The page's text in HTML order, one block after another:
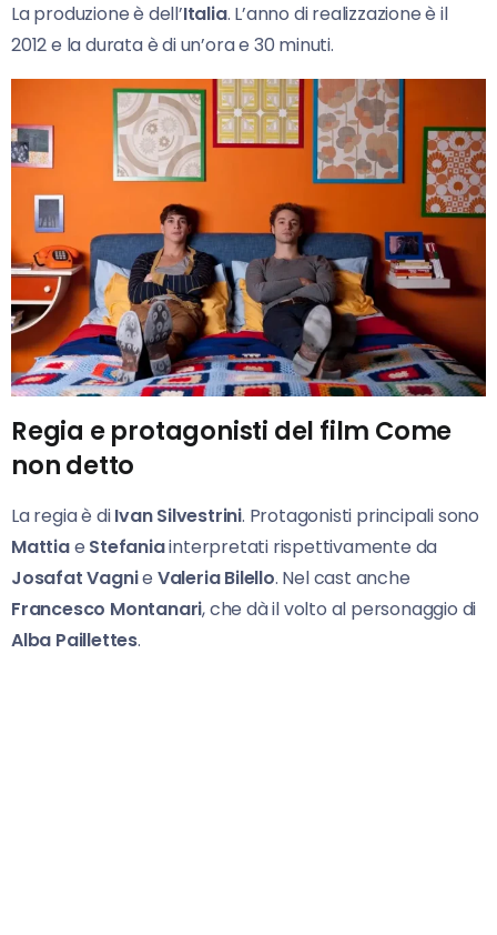
La produzione è dell’Italia. L’anno di realizzazione è il
2012 e la durata è di un’ora e 30 minuti.
Regia e protagonisti del film Come
non detto
La regia è diIvan Silvestrini. Protagonisti principali sono
Mattiae Stefaniainterpretati rispettivamente da
Josafat Vagnie Valeria Bilello. Nel cast anche
Francesco Montanari, che dà il volto al personaggio di
Alba Paillettes.